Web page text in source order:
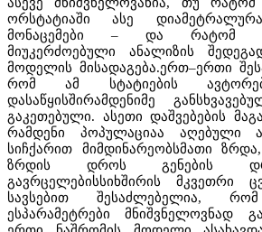
ორსტატიაში ასე
მონაცემები – და რატომ
მიუკერძოებული ანალიზის
მოდელის მისადაგება.ერთ–ერთი
რომ ამ სტატიების
დასაწყისშირამდენიმე
გაკეთებული. ასეთი დაშვებების
რამდენი პოპულაციაა აღებული
სიჩქარით მიმდინარეობსმათი
ზრდის დროს გენების
გავრცელებისსიხშირის მკვეთრი
სავსებით შესაძლებელია,
ესპარამეტრები მნიშვნელოვნად